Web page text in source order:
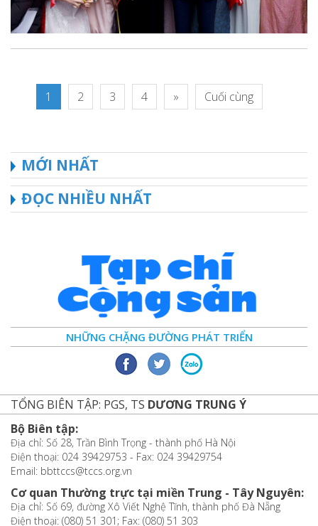
1 2 3 4 » Cuối cùng
MỚI NHẤT
ĐỌC NHIỀU NHẤT
NHỮNG CHẶNG ĐƯỜNG PHÁT TRIỂN
TỔNG BIÊN TẬP: PGS, TS DƯƠNG TRUNG Ý
Bộ Biên tập:
Địa chỉ: Số 28, Trần Bình Trọng - thành phố Hà Nội
Điện thoại: 024 39429753 - Fax: 024 39429754
Email: bbttccs@tccs.org.vn
Cơ quan Thường trực tại miền Trung - Tây Nguyên:
Địa chỉ: Số 69, đường Xô Viết Nghệ Tĩnh, thành phố Đà Nẵng
Điện thoại: (080) 51 301; Fax: (080) 51 303